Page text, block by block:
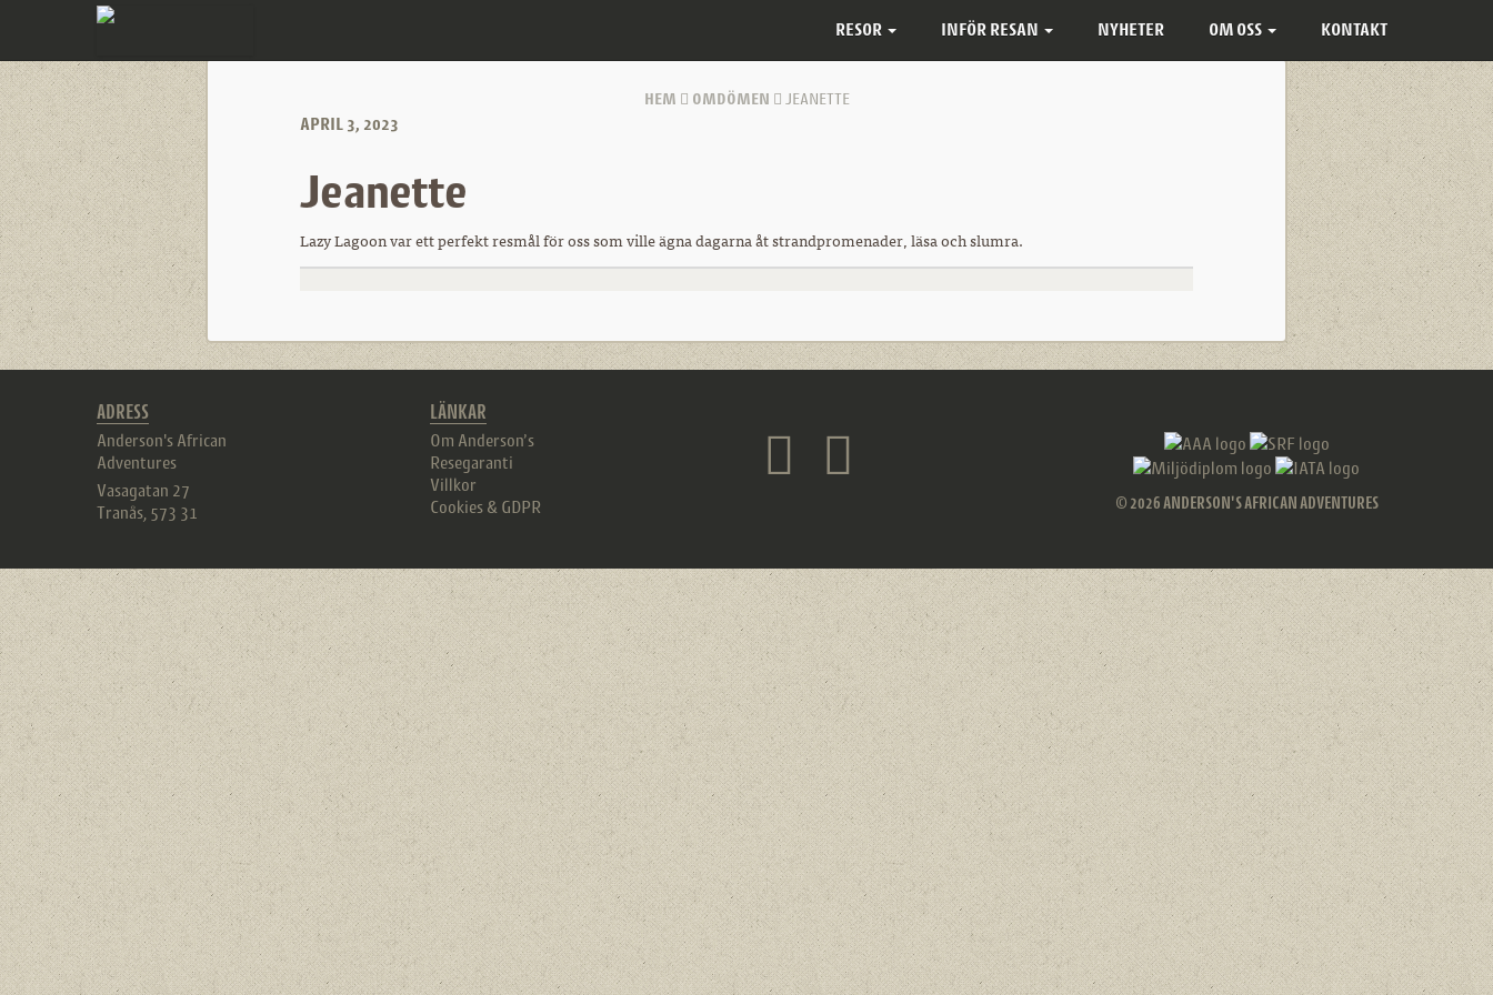
RESOR INFÖR RESAN NYHETER OM OSS KONTAKT
HEM OMDÖMEN JEANETTE
APRIL 3, 2023
Jeanette
Lazy Lagoon var ett perfekt resmål för oss som ville ägna dagarna åt strandpromenader, läsa och slumra.
ADRESS
Anderson's African
Adventures
Vasagatan 27
Tranås 573 31
LÄNKAR
Om Anderson’s
Resegaranti
Villkor
Cookies & GDPR
© 2026 ANDERSON'S AFRICAN ADVENTURES